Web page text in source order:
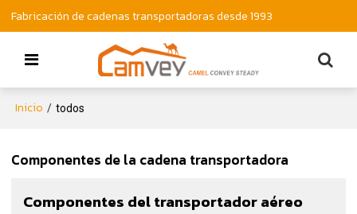
Fabricación de cadenas transportadoras desde 1993
Inicio / todos
Componentes de la cadena transportadora
Componentes del transportador aéreo